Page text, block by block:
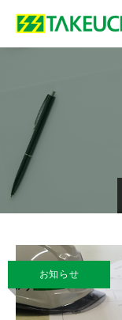
お知らせ